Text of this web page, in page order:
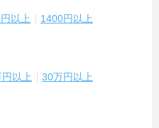
以上 1400円以上
以上 30万円以上